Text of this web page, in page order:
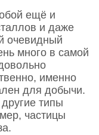
ещё и
и даже
очевидный
много в самой
именно
для добычи.
типы
частицы